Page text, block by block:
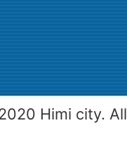
Himi city.